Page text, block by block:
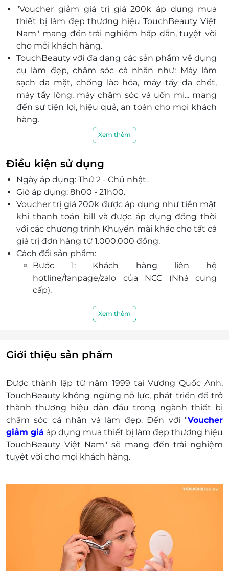
"Voucher giảm giá trị giá 200k áp dụng mua
thiết bị làm đẹp thương hiệu TouchBeauty Việt
Nam" mang đến trải nghiệm hấp dẫn, tuyệt vời
cho mỗi khách hàng.
TouchBeauty với đa dạng các sản phẩm về dụng
cụ làm đẹp, chăm sóc cá nhân như: Máy làm
sạch da mặt, chống lão hóa, máy tẩy da chết,
máy tẩy lông, máy chăm sóc và uốn mi... mang
đến sự tiện lợi, hiệu quả, an toàn cho mọi khách
hàng.
Với đội ngũ nhân viên chuyên nghiệp, chu đáo,
nhiệt tình cùng chất lượng dịch vụ đẳng cấp,
TouchBeauty hứa hẹn sẽ mang đến sự hài lòng
đến mọi khách hàng.
Xem thêm
Điều kiện sử dụng
Ngày áp dụng: Thứ 2 - Chủ nhật.
Giờ áp dụng: 8h00 - 21h00.
Voucher trị giá 200k được áp dụng như tiền mặt
khi thanh toán bill và được áp dụng đồng thời
với các chương trình Khuyến mãi khác cho tất cả
giá trị đơn hàng từ 1.000.000 đồng.
Cách đổi sản phẩm:
Bước 1: Khách hàng liên hệ
hotline/fanpage/zalo của NCC (Nhà cung
cấp).
LifeLink gửi cho NCC & làm theo hướng dẫn
Website:http://touchbeauty.cot.com.vn/
Messenger:
đến để được phục vụ tốt nhất:
Điện thoại: Hà Nội: 0961 565 566 - Hồ Chí
Minh: 0908 093 826
Địa chỉ: Số 6/191A Đại La, Đồng Tâm, Hai Bà
Trưng, Hà Nội.
Xem thêm
Giới thiệu sản phẩm
Được thành lập từ năm 1999 tại Vương Quốc Anh,
TouchBeauty không ngừng nỗ lực, phát triển để trở
thành thương hiệu dẫn đầu trong ngành thiết bị
chăm sóc cá nhân và làm đẹp. Đến với "Voucher
giảm giá áp dụng mua thiết bị làm đẹp thương hiệu
TouchBeauty Việt Nam" sẽ mang đến trải nghiệm
tuyệt vời cho mọi khách hàng.